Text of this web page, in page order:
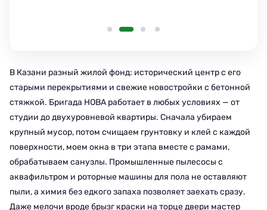
В Казани разный жилой фонд: исторический центр с его
старыми перекрытиями и свежие новостройки с бетонной
стяжкой. Бригада НОВА работает в любых условиях — от
студии до двухуровневой квартиры. Сначала убираем
крупный мусор, потом счищаем грунтовку и клей с каждой
поверхности, моем окна в три этапа вместе с рамами,
обрабатываем санузлы. Промышленные пылесосы с
аквафильтром и роторные машины для пола не оставляют
пыли, а химия без едкого запаха позволяет заехать сразу.
Даже мелочи вроде брызг краски на торце двери мастер